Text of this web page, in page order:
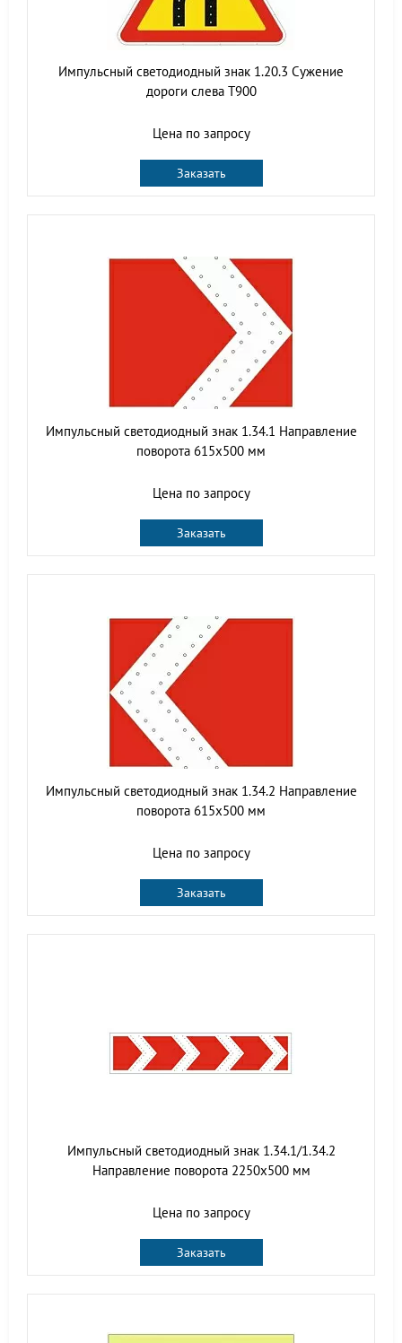
Импульсный светодиодный знак 1.20.3 Сужение
дороги слева Т900
Цена по запросу
Заказать
Импульсный светодиодный знак 1.34.1 Направление
поворота 615x500 мм
Цена по запросу
Заказать
Импульсный светодиодный знак 1.34.2 Направление
поворота 615x500 мм
Цена по запросу
Заказать
Импульсный светодиодный знак 1.34.1/1.34.2
Направление поворота 2250x500 мм
Цена по запросу
Заказать